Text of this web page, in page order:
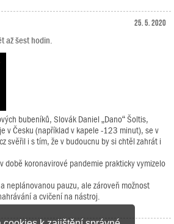
25. 5. 2020
až šest hodin.
bubeníků, Slovák Daniel „Dano“ Šoltis,
v Česku (například v kapele -123 minut), se v
svěřil i s tím, že v budoucnu by si chtěl zahrát i
době koronavirové pandemie prakticky vymizelo
neplánovanou pauzu, ale zároveň možnost
a cvičení na nástroj.